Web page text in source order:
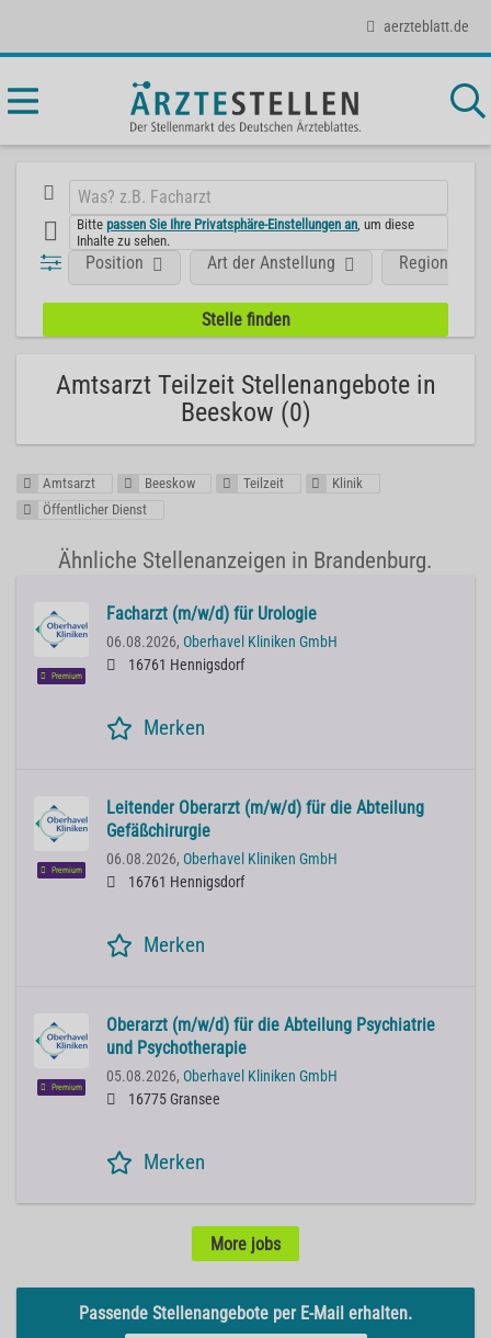
aerzteblatt.de
Bittepassen Sie Ihre Privatsphäre-Einstellungen an , um diese
Inhalte zu sehen.
Position Art der Anstellung Region
Amtsarzt Teilzeit Stellenangebote in
Beeskow (0)
Amtsarzt Beeskow Teilzeit
Klinik
Öffentlicher Dienst
Ähnliche Stellenanzeigen in Brandenburg.
Premium
Facharzt (m/w/d) für Urologie
06.08.2026, Oberhavel Kliniken GmbH
16761 Hennigsdorf
Merken
Premium
Leitender Oberarzt (m/w/d) für die Abteilung
Gefäßchirurgie
06.08.2026, Oberhavel Kliniken GmbH
16761 Hennigsdorf
Merken
Premium
Oberarzt (m/w/d) für die Abteilung Psychiatrie
und Psychotherapie
05.08.2026, Oberhavel Kliniken GmbH
16775 Gransee
Merken
More jobs
Passende Stellenangebote per E-Mail erhalten.